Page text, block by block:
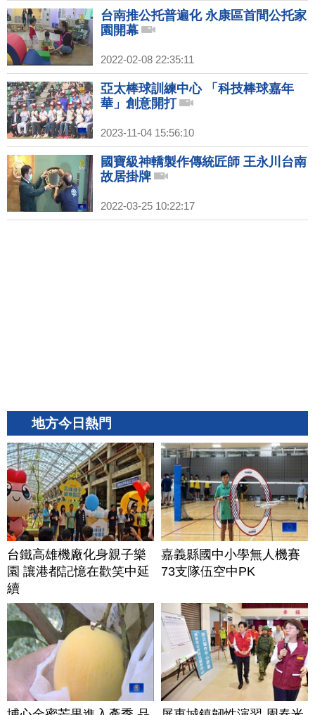
台南推公托普遍化 永康區首間公托家
園開幕
2022-02-08 22:35:11
亞太棒球訓練中心 「科技棒球嘉年
華」創意開打
2023-11-04 15:56:10
國寶級神轎製作傳統匠師 王永川台南
故居掛牌
2022-03-25 10:22:17
地方今日熱門
台鐵高雄機廠化身親子樂
園 讓港都記憶在歡笑中延
續
嘉義縣國中小學無人機賽
73支隊伍空中PK